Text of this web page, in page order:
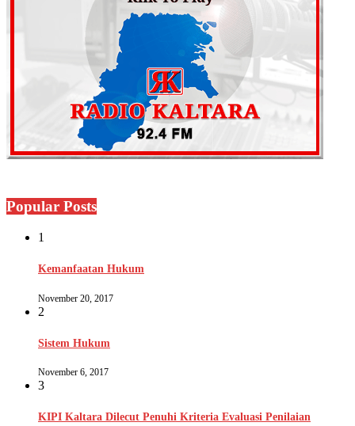
Popular Posts
1
Kemanfaatan Hukum
November 20, 2017
2
Sistem Hukum
November 6, 2017
3
KIPI Kaltara Dilecut Penuhi Kriteria Evaluasi Penilaian